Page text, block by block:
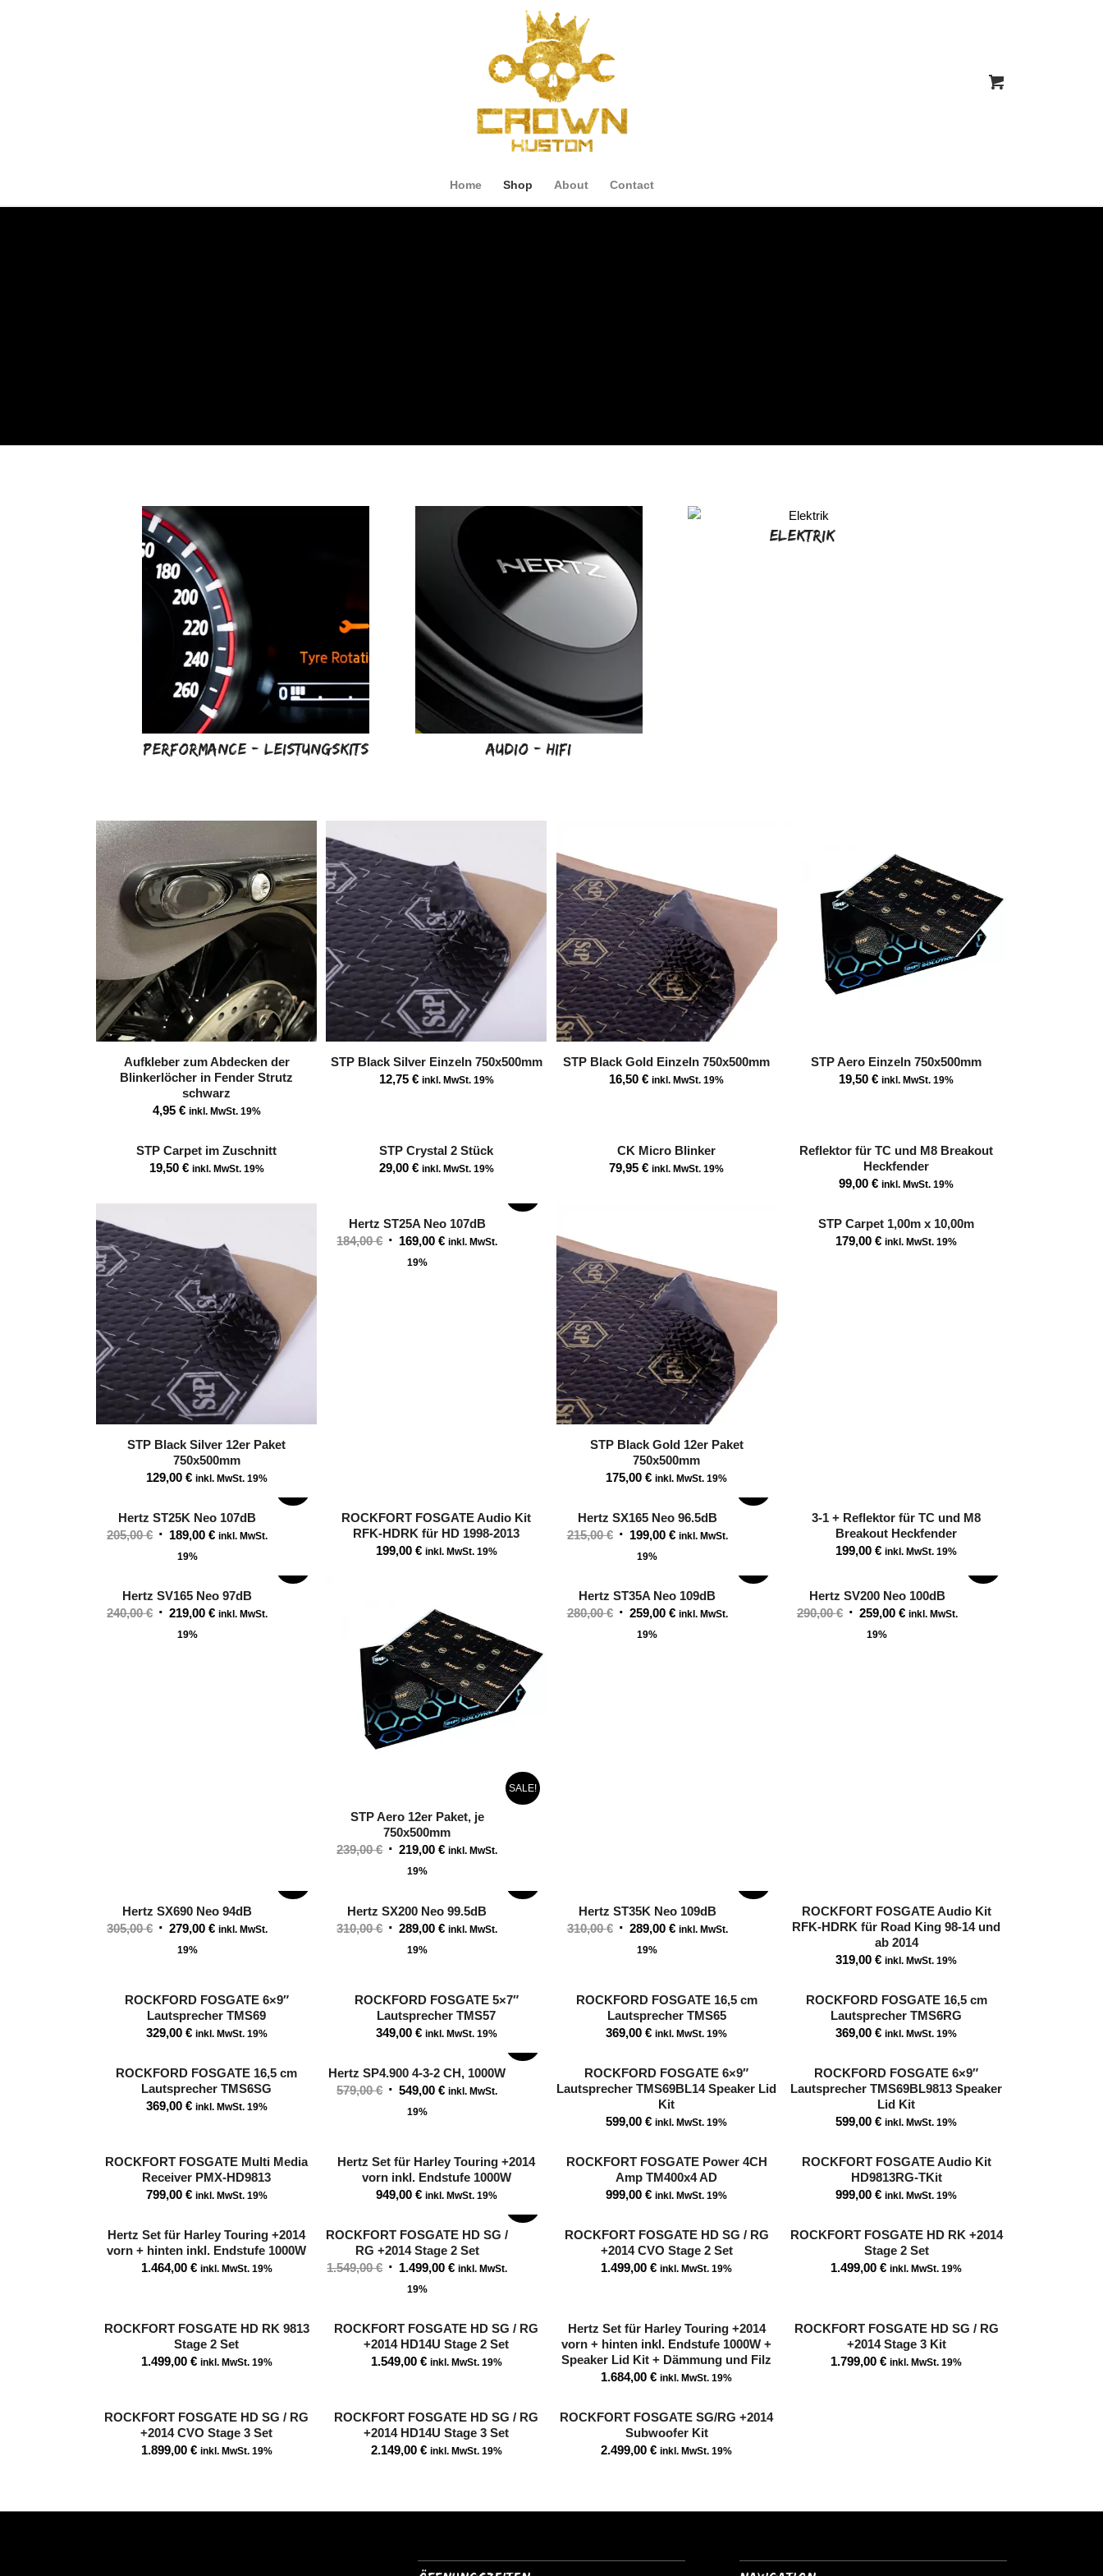
Home Shop About Contact
Performance - Leistungskits Audio - HiFi
Elektrik
Aufkleber zum Abdecken der
Blinkerlöcher in Fender Strutz
schwarz
4,95 € inkl. MwSt. 19%
STP Black Silver Einzeln 750x500mm
12,75 € inkl. MwSt. 19%
STP Black Gold Einzeln 750x500mm
16,50€ inkl. MwSt. 19%
STP Aero Einzeln 750x500mm
19,50€ inkl. MwSt. 19%
STP Carpet im Zuschnitt
19,50 € inkl. MwSt. 19%
STP Crystal 2 Stück
29,00 € inkl. MwSt. 19%
CK Micro Blinker
79,95€ inkl. MwSt. 19%
Reflektor für TC und M8 Breakout
Heckfender
99,00€ inkl. MwSt. 19%
STP Black Silver 12er Paket
750x500mm
129,00 € inkl. MwSt. 19%
Hertz ST25A Neo 107dB
184,00€ Ursprünglicher
Preis
169,00€Aktueller
inkl. MwSt.
19%
STP Black Gold 12er Paket
750x500mm
175,00€ inkl. MwSt. 19%
STP Carpet 1,00m x 10,00m
179,00€ inkl. MwSt. 19%
Hertz ST25K Neo 107dB
205,00€ Ursprünglicher
Preis
205,00 €
189,00€Aktueller
189,00 €.
inkl. MwSt.
19%
ROCKFORT FOSGATE Audio Kit
RFK-HDRK für HD 1998-2013
199,00 € inkl. MwSt. 19%
Hertz SX165 Neo 96.5dB
215,00€ Ursprünglicher
Preis
215,00 €
199,00 €Aktueller
199,00 €.
inkl. MwSt.
19%
3-1 + Reflektor für TC und M8
Breakout Heckfender
199,00€ inkl. MwSt. 19%
Hertz SV165 Neo 97dB
240,00€ Ursprünglicher
Preis
219,00€Aktueller
inkl. MwSt.
19%
STP Aero 12er Paket, je
750x500mm
239,00€ Ursprünglicher
Preis
239,00 €
219,00€Aktueller
219,00 €.
inkl. MwSt.
19%
SALE!
Hertz ST35A Neo 109dB
280,00€ Ursprünglicher
Preis
259,00 €Aktueller
inkl. MwSt.
19%
Hertz SV200 Neo 100dB
290,00€ Ursprünglicher
Preis
259,00 €Aktueller
inkl. MwSt.
19%
Hertz SX690 Neo 94dB
305,00€ Ursprünglicher
Preis
279,00€Aktueller
inkl. MwSt.
19%
Hertz SX200 Neo 99.5dB
310,00€ Ursprünglicher
Preis
289,00€Aktueller
inkl. MwSt.
19%
Hertz ST35K Neo 109dB
310,00€ Ursprünglicher
Preis
289,00 €Aktueller
inkl. MwSt.
19%
ROCKFORT FOSGATE Audio Kit
RFK-HDRK für Road King 98-14 und
ab 2014
319,00€ inkl. MwSt. 19%
ROCKFORD FOSGATE 6×9″
Lautsprecher TMS69
329,00 € inkl. MwSt. 19%
ROCKFORD FOSGATE 5×7″
Lautsprecher TMS57
349,00 € inkl. MwSt. 19%
ROCKFORD FOSGATE 16,5 cm
Lautsprecher TMS65
369,00€ inkl. MwSt. 19%
ROCKFORD FOSGATE 16,5 cm
Lautsprecher TMS6RG
369,00€ inkl. MwSt. 19%
ROCKFORD FOSGATE 16,5 cm
Lautsprecher TMS6SG
369,00 € inkl. MwSt. 19%
Hertz SP4.900 4-3-2 CH, 1000W
579,00€ Ursprünglicher
Preis
549,00€Aktueller
inkl. MwSt.
19%
ROCKFORD FOSGATE 6×9″
Lautsprecher TMS69BL14 Speaker Lid
Kit
599,00€ inkl. MwSt. 19%
ROCKFORD FOSGATE 6×9″
Lautsprecher TMS69BL9813 Speaker
Lid Kit
599,00€ inkl. MwSt. 19%
ROCKFORT FOSGATE Multi Media
Receiver PMX-HD9813
799,00 € inkl. MwSt. 19%
Hertz Set für Harley Touring +2014
vorn inkl. Endstufe 1000W
949,00 € inkl. MwSt. 19%
ROCKFORT FOSGATE Power 4CH
Amp TM400x4 AD
999,00€ inkl. MwSt. 19%
ROCKFORT FOSGATE Audio Kit
HD9813RG-TKit
999,00€ inkl. MwSt. 19%
Hertz Set für Harley Touring +2014
vorn + hinten inkl. Endstufe 1000W
1.464,00 € inkl. MwSt. 19%
ROCKFORT FOSGATE HD SG /
RG +2014 Stage 2 Set
1.549,00€ Ursprünglicher
Preis
1.549,00 €
1.499,00€Aktueller
1.499,00 €.
inkl. MwSt.
19%
ROCKFORT FOSGATE HD SG / RG
+2014 CVO Stage 2 Set
1.499,00€ inkl. MwSt. 19%
ROCKFORT FOSGATE HD RK +2014
Stage 2 Set
1.499,00€ inkl. MwSt. 19%
ROCKFORT FOSGATE HD RK 9813
Stage 2 Set
1.499,00 € inkl. MwSt. 19%
ROCKFORT FOSGATE HD SG / RG
+2014 HD14U Stage 2 Set
1.549,00 € inkl. MwSt. 19%
Hertz Set für Harley Touring +2014
vorn + hinten inkl. Endstufe 1000W +
Speaker Lid Kit + Dämmung und Filz
1.684,00€ inkl. MwSt. 19%
ROCKFORT FOSGATE HD SG / RG
+2014 Stage 3 Kit
1.799,00€ inkl. MwSt. 19%
ROCKFORT FOSGATE HD SG / RG
+2014 CVO Stage 3 Set
1.899,00 € inkl. MwSt. 19%
ROCKFORT FOSGATE HD SG / RG
+2014 HD14U Stage 3 Set
2.149,00 € inkl. MwSt. 19%
ROCKFORT FOSGATE SG/RG +2014
Subwoofer Kit
2.499,00€ inkl. MwSt. 19%